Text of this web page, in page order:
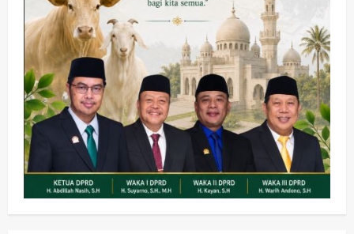
2
Olahraga
Adu Taktik di Atas Rumput Sintetis:
PWI dan Sapma PP Sidoarjo
Memanaskan Mesin Menuju Piala
Soccer